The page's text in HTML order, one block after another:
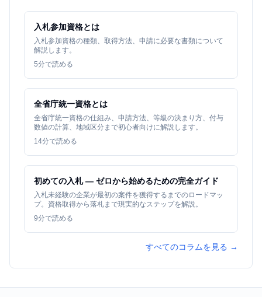
入札参加資格とは
入札参加資格の種類、取得方法、申請に必要な書類について
解説します。
5分で読める
全省庁統一資格とは
全省庁統一資格の仕組み、申請方法、等級の決まり方、付与
数値の計算、地域区分まで初心者向けに解説します。
14分で読める
初めての入札 — ゼロから始めるための完全ガイド
入札未経験の企業が最初の案件を獲得するまでのロードマッ
プ。資格取得から落札まで現実的なステップを解説。
9分で読める
すべてのコラムを見る →